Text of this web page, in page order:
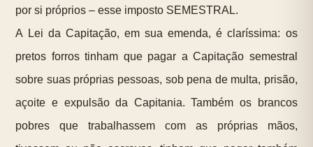
por si próprios – esse imposto SEMESTRAL.
A Lei da Capitação, em sua emenda, é claríssima: os
pretos forros tinham que pagar a Capitação semestral
sobre suas próprias pessoas, sob pena de multa, prisão,
açoite e expulsão da Capitania. Também os brancos
pobres que trabalhassem com as próprias mãos,